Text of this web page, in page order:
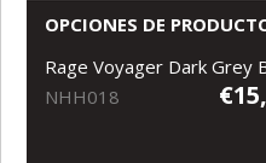
OPCIONES DE
Rage Voyager Dark Grey
NHH018